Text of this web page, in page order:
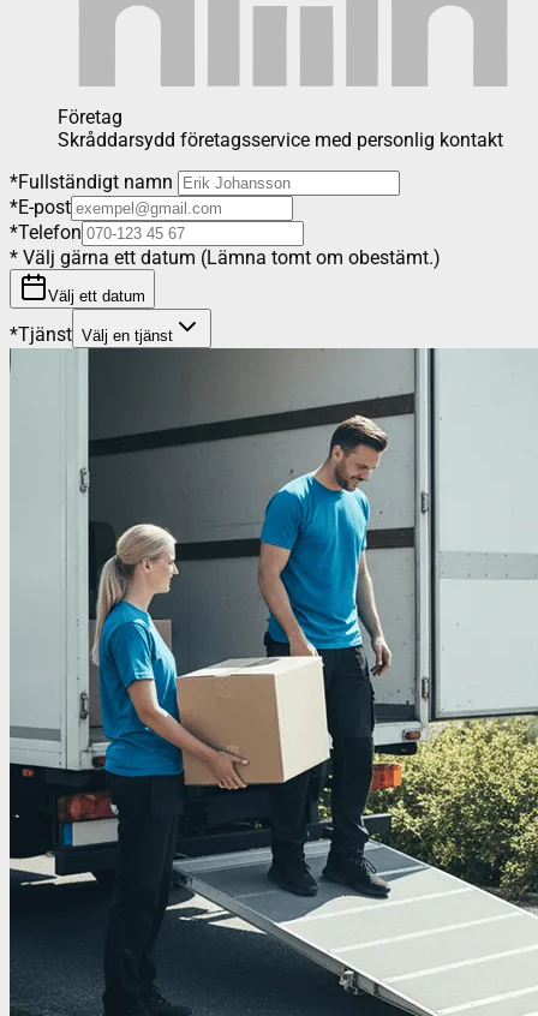
Företag
Skråddarsydd företagsservice med personlig kontakt
*Fullständigt namn
*E-post
*Telefon
* Välj gärna ett datum (Lämna tomt om obestämt.)
Välj ett datum
*Tjänst Välj en tjänst